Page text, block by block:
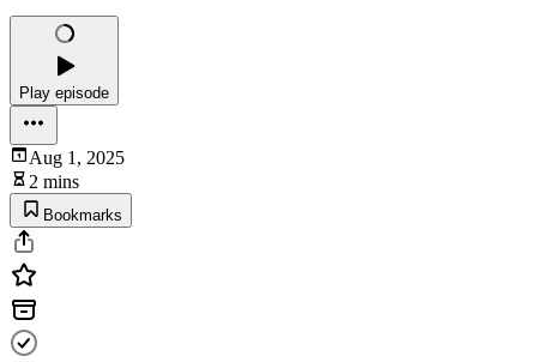
Play episode
Aug 1, 2025
2 mins
Bookmarks